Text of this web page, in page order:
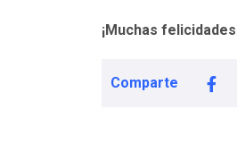
¡Muchas
Comparte